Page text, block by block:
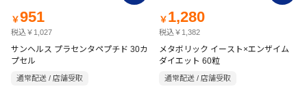
￥951
税込￥1,027
サンヘルス プラセンタペプチド 30カ
プセル
通常配送 / 店舗受取
￥ 1,280
税込￥1,382
メタボリック イースト×エンザイム
ダイエット 60粒
通常配送 / 店舗受取